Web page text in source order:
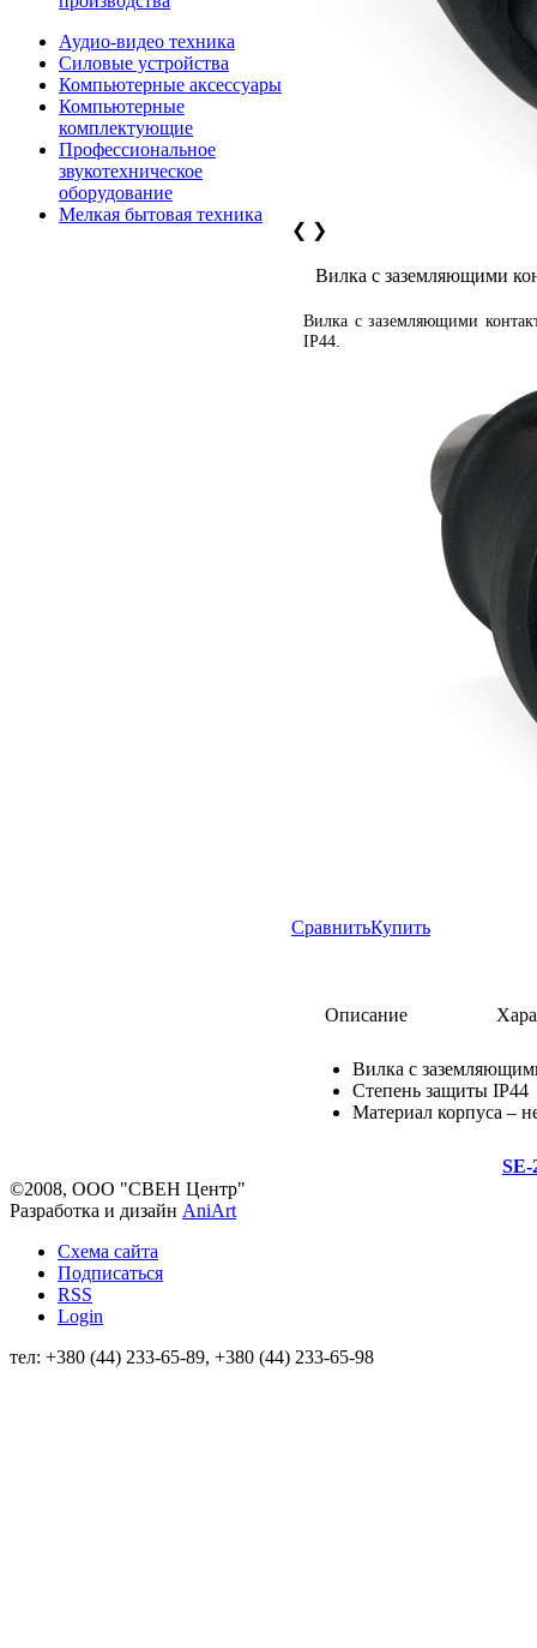
Аудио-видео техника
Силовые устройства
Компьютерные аксессуары
Компьютерные
комплектующие
Профессиональное
звукотехническое
оборудование
Мелкая бытовая техника
❮ ❯
Вилка с заземляющими
Вилка с заземляющими
IP44.
СравнитьКупить
Описание
Вилка с
Степень защиты IP44
Материал корпуса –
SE-
©2008, ООО "СВЕН Центр"
Разработка и дизайн AniArt
Схема сайта
Подписаться
RSS
Login
тел: +380 (44) 233-65-89, +380 (44) 233-65-98